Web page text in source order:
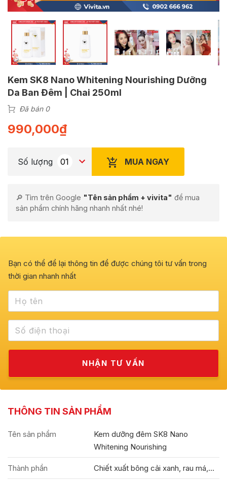
Kem SK8 Nano Whitening Nourishing Dưỡng
Da Ban Đêm | Chai 250ml
Đã bán 0
990,000₫
Số lượng MUA NGAY
🔎 Tìm trên Google "Tên sản phẩm + vivita" để mua
sản phẩm chính hãng nhanh nhất nhé!
Bạn có thể để lại thông tin để được chúng tôi tư vấn trong
thời gian nhanh nhất
THÔNG TIN SẢN PHẨM
Tên sản phẩm
Kem dưỡng đêm SK8 Nano
Whitening Nourishing
Thành phần Chiết xuất bông cải xanh, rau má,...